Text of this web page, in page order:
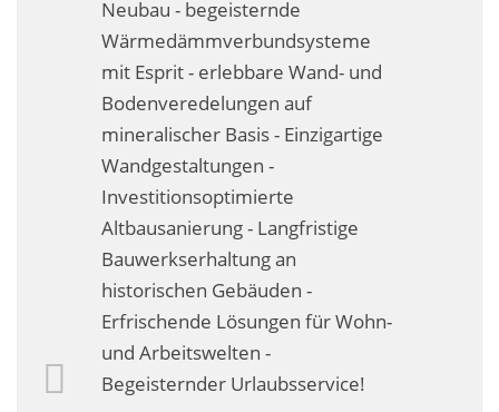
Neubau - begeisternde
Wärmedämmverbundsysteme
mit Esprit - erlebbare Wand- und
Bodenveredelungen auf
mineralischer Basis - Einzigartige
Wandgestaltungen -
Investitionsoptimierte
Altbausanierung - Langfristige
Bauwerkserhaltung an
historischen Gebäuden -
Erfrischende Lösungen für Wohn-
und Arbeitswelten -
Begeisternder Urlaubsservice!